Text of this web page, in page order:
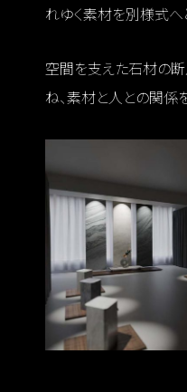
れゆく素材を別様式へ
空間を支えた石材の断
ね、素材と人との関係